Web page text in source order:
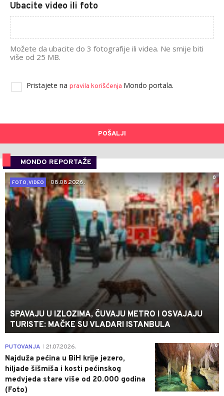
Ubacite video ili foto
Možete da ubacite do 3 fotografije ili videa. Ne smije biti
više od 25 MB.
Pristajete na pravila korišćenja Mondo portala.
POŠALJI
MONDO REPORTAŽE
0
FOTO, VIDEO
08.08.2026.
SPAVAJU U IZLOZIMA, ČUVAJU METRO I OSVAJAJU
TURISTE: MAČKE SU VLADARI ISTANBULA
0
PUTOVANJA 21.07.2026.
Najduža pećina u BiH krije jezero,
hiljade šišmiša i kosti pećinskog
medvjeda stare više od 20.000 godina
(Foto)